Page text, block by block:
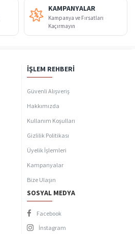
KAMPANYALAR
Kampanya ve Fırsatları
Kaçırmayın
İŞLEM REHBERI
Güvenli Alışveriş
Hakkımızda
Kullanım Koşulları
Gizlilik Politikası
Üyelik İşlemleri
Kampanyalar
Bize Ulaşın
SOSYAL MEDYA
Facebook
İnstagram